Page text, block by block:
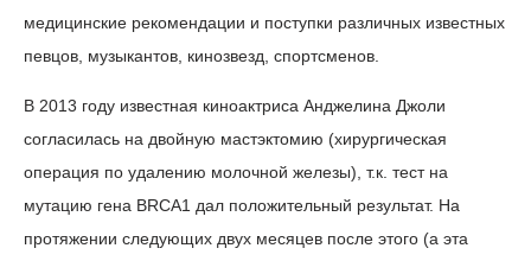
медицинские рекомендации и поступки различных известных
певцов, музыкантов, кинозвезд, спортсменов.
В 2013 году известная киноактриса Анджелина Джоли
согласилась на двойную мастэктомию (хирургическая
операция по удалению молочной железы), т.к. тест на
мутацию гена BRCA1 дал положительный результат. На
протяжении следующих двух месяцев после этого (а эта